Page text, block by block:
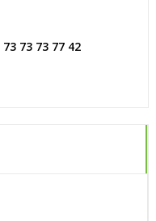
73 73 73 77 42